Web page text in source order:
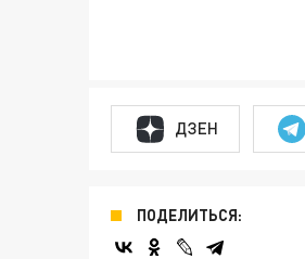
ДЗЕН
ПОДЕЛИТЬСЯ: